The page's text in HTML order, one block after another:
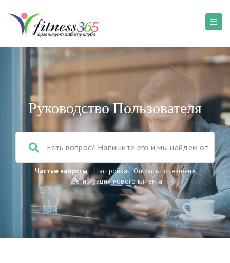
Руководство Пользователя
Частые запросы: Настройка, Открыть посещение,
Регистрация нового клиента